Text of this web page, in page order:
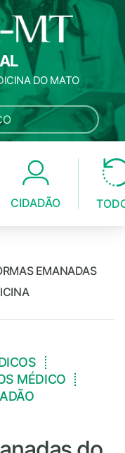
DO MATO
CIDADÃO
EMANADAS
MÉDICO